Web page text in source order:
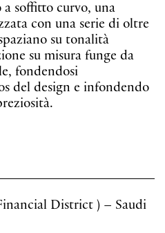
soffitto curvo, una
con una serie di oltre
su tonalità
su misura funge da
fondendosi
del design e infondendo
District ) – Saudi